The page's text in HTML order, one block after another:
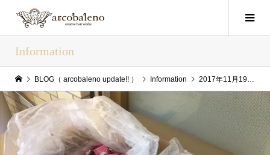
Information
BLOG（ arcobaleno update!! ） Information 2017年11月19日(Sun) arcobaleno update!!